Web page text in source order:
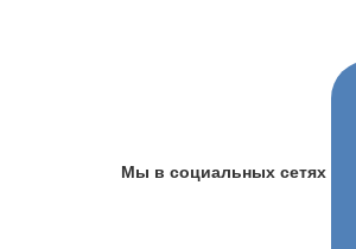
Мы в социальных сетях